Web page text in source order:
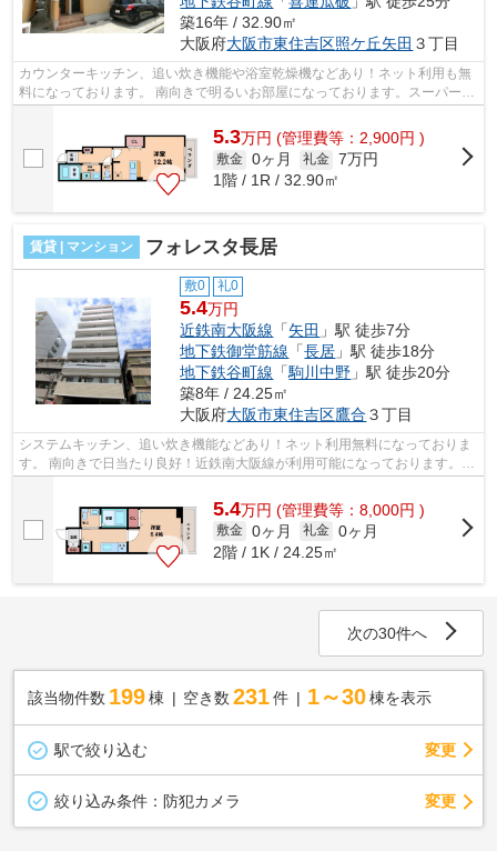
築16年 / 32.90㎡
大阪府大阪市東住吉区照ケ丘矢田 ３丁目
カウンターキッチン、追い炊き機能や浴室乾燥機などあり！ネット利用も無
料になっております。 南向きで明るいお部屋になっております。スーパーも
近くにあります。 ■□■□■□■□■□■□■□■...
5.3万円 (管理費等：2,900円 )
敷金 0ヶ月 礼金 7万円
1階 / 1R / 32.90㎡
賃貸 | マンション フォレスタ長居
敷0 礼0
5.4万円
近鉄南大阪線 「矢田 」駅 徒歩7分
地下鉄御堂筋線 「長居 」駅 徒歩18分
地下鉄谷町線 「駒川中野 」駅 徒歩20分
築8年 / 24.25㎡
大阪府大阪市東住吉区鷹合 ３丁目
システムキッチン、追い炊き機能などあり！ネット利用無料になっておりま
す。 南向きで日当たり良好！近鉄南大阪線が利用可能になっております。
■□■□■□■□■□■□■□■□■□■□■□■□■□■□■□■□■...
5.4万円 (管理費等：8,000円 )
敷金 0ヶ月 礼金 0ヶ月
2階 / 1K / 24.25㎡
次の30件へ
該当物件数 199棟 空き数 231 件 1～30 棟を表示
駅で絞り込む 変更
絞り込み条件： 防犯カメラ 変更